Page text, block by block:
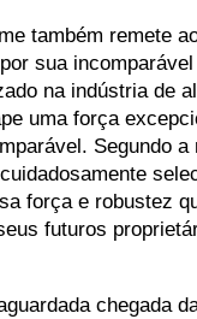
também remete
sua
na indústria de
uma força
Segundo a
força e robustez
futuros
chegada